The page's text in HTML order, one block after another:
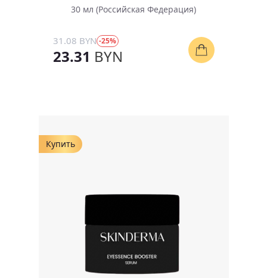
30 мл (Российская Федерация)
31.08 BYN -25%
23.31 BYN
Купить